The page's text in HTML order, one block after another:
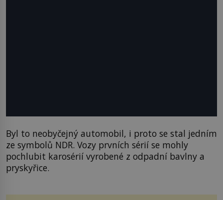
Byl to neobyčejný automobil, i proto se stal jedním
ze symbolů NDR. Vozy prvních sérií se mohly
pochlubit karosérií vyrobené z odpadní bavlny a
pryskyřice.